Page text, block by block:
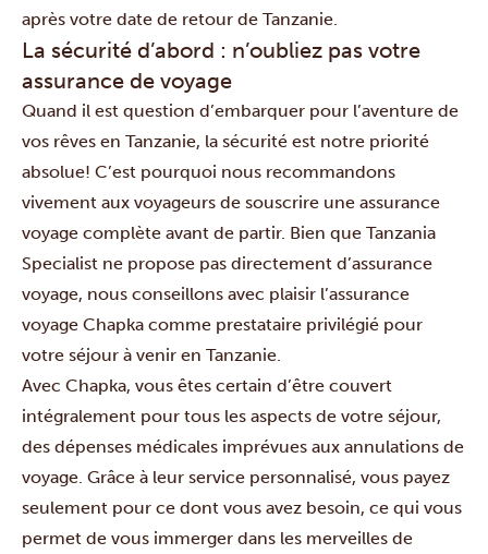
après votre date de retour de Tanzanie.
La sécurité d’abord : n’oubliez pas votre
assurance de voyage
Quand il est question d’embarquer pour l’aventure de
vos rêves en Tanzanie, la sécurité est notre priorité
absolue! C’est pourquoi nous recommandons
vivement aux voyageurs de souscrire une assurance
voyage complète avant de partir. Bien que Tanzania
Specialist ne propose pas directement d’assurance
voyage, nous conseillons avec plaisir l’assurance
voyage Chapka comme prestataire privilégié pour
votre séjour à venir en Tanzanie.
Avec Chapka, vous êtes certain d’être couvert
intégralement pour tous les aspects de votre séjour,
des dépenses médicales imprévues aux annulations de
voyage. Grâce à leur service personnalisé, vous payez
seulement pour ce dont vous avez besoin, ce qui vous
permet de vous immerger dans les merveilles de